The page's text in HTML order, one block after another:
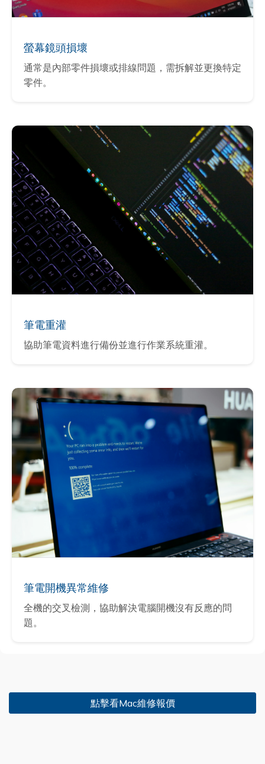
螢幕鏡頭損壞
通常是內部零件損壞或排線問題，需拆解並更換特定
零件。
筆電重灌
協助筆電資料進行備份並進行作業系統重灌。
筆電開機異常維修
全機的交叉檢測，協助解決電腦開機沒有反應的問
題。
點擊看Mac維修報價